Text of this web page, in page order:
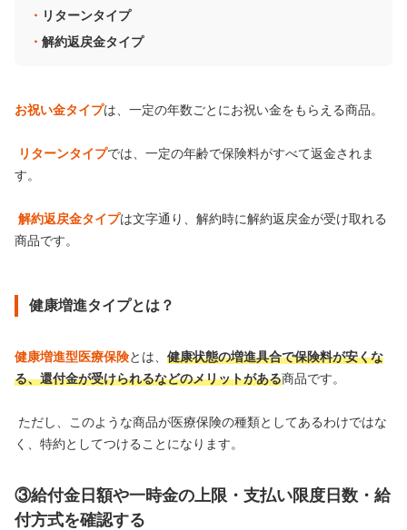
リターンタイプ
解約返戻金タイプ
お祝い金タイプは、一定の年数ごとにお祝い金をもらえる商品。
リターンタイプでは、一定の年齢で保険料がすべて返金されま
す。
解約返戻金タイプは文字通り、解約時に解約返戻金が受け取れる
商品です。
健康増進タイプとは？
健康増進型医療保険とは、 健康状態の増進具合で保険料が安くな
る、還付金が受けられるなどのメリットがある商品です。
ただし、このような商品が医療保険の種類としてあるわけではな
く、特約としてつけることになります。
③給付金日額や一時金の上限・支払い限度日数・給
付方式を確認する